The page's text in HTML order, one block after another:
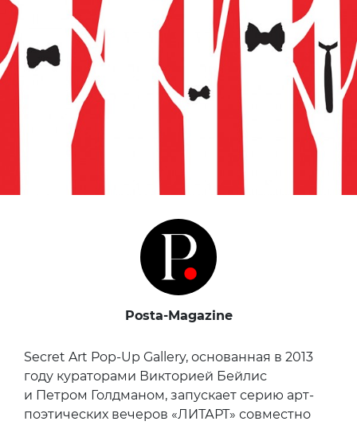
Posta-Magazine
Secret Art Pop-Up Gallery, основанная в 2013
году кураторами Викторией Бейлис
и Петром Голдманом, запускает серию арт-
поэтических вечеров «ЛИТАРТ» совместно